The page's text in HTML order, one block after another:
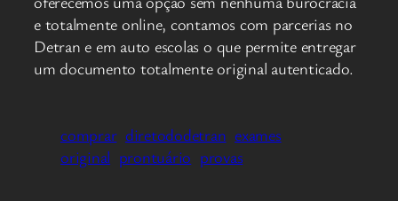
e totalmente online, contamos com parcerias no
Detran e em auto escolas o que permite entregar
um documento totalmente original autenticado.
comprar diretododetran exames
original prontuário provas